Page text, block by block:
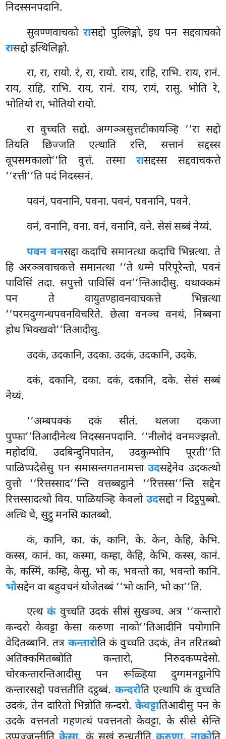
निदस्सनपदानि.
सुवण्णवाचकोरासद्दो पुल्लिङ्गो, इध पन सद्दवाचको
रासद्दो इत्थिलिङ्गो.
रा, रा, रायो. रं, रा, रायो. राय, राहि, राभि. राय, रानं.
राय, राहि, राभि. राय, रानं. राय, रायं, रासु. भोति रे,
भोतियो रा, भोतियो रायो.
रा वुच्चति सद्दो. अग्गञ्ञसुत्तटीकायञ्हि ‘‘रा सद्दो
तियति छिज्जति एत्थाति रत्ति, सत्तानं सद्दस्स
वूपसमकालो’’ति वुत्तं. तस्मा रासद्दस्स सद्दवाचकत्ते
‘‘रत्ती’’ति पदं निदस्सनं.
पवनं, पवनानि, पवना. पवनं, पवनानि, पवने.
वनं, वनानि, वना. वनं, वनानि, वने. सेसं सब्बं नेय्यं.
पवन वनसद्दा कदाचि समानत्था कदाचि भिन्नत्था. ते
हि अरञ्ञवाचकत्ते समानत्था ‘‘ते धम्मे परिपूरेन्तो, पवनं
पाविसिं तदा. सपुत्तो पाविसिं वन’’न्तिआदीसु. यथाक्कमं
पन ते वायुतण्हावनवाचकत्ते भिन्नत्था
‘‘परमदुग्गन्धपवनविचरिते. छेत्वा वनञ्च वनथं, निब्बना
होथ भिक्खवो’’तिआदीसु.
उदकं, उदकानि, उदका. उदकं, उदकानि, उदके.
दकं, दकानि, दका. दकं, दकानि, दके. सेसं सब्बं
नेय्यं.
‘‘अम्बपक्कं दकं सीतं. थलजा दकजा
पुप्फा’’तिआदीनेत्थ निदस्सनपदानि. ‘‘नीलोदं वनमज्झतो.
महोदधि. उदबिन्दुनिपातेन, उदकुम्भोपि पूरती’’ति
पाळिप्पदेसेसु पन समासन्तगतनामत्ताउदसद्देनेव उदकत्थो
वुत्तो ‘‘रित्तस्साद’’न्ति वत्तब्बट्ठाने ‘‘रित्तस्स’’न्ति सद्देन
रित्तस्सादत्थो विय. पाळियञ्हि केवलो उदसद्दो न दिट्ठपुब्बो.
अत्थि चे, सुट्ठु मनसि कातब्बो.
कं, कानि, का. कं, कानि, के. केन, केहि, केभि.
कस्स, कानं. का, कस्मा, कम्हा, केहि, केभि. कस्स, कानं.
के, कस्मिं, कम्हि, केसु. भो क, भवन्तो का, भवन्तो कानि.
भोसद्देन वा बहुवचनं योजेतब्बं ‘‘भो कानि, भो का’’ति.
एत्थकंवुच्चति उदकं सीसं सुखञ्च. अत्र ‘‘कन्तारो
कन्दरो केवट्टा केसा करुणा नाको’’तिआदीनि पयोगानि
वेदितब्बानि. तत्र कन्तारोति कं वुच्चति उदकं, तेन तरितब्बो
अतिक्कमितब्बोति कन्तारो, निरुदकप्पदेसो.
चोरकन्तारन्तिआदीसु पन रूळ्हिया दुग्गमनट्ठानेपि
कन्तारसद्दो पवत्ततीति दट्ठब्बं. कन्दरोति एत्थापि कं वुच्चति
उदकं, तेन दारितो भिन्नोति कन्दरो. केवट्टातिआदीसु पन के
उदके वत्तनतो गहणत्थं पवत्तनतो केवट्टा. के सीसे सेन्ति